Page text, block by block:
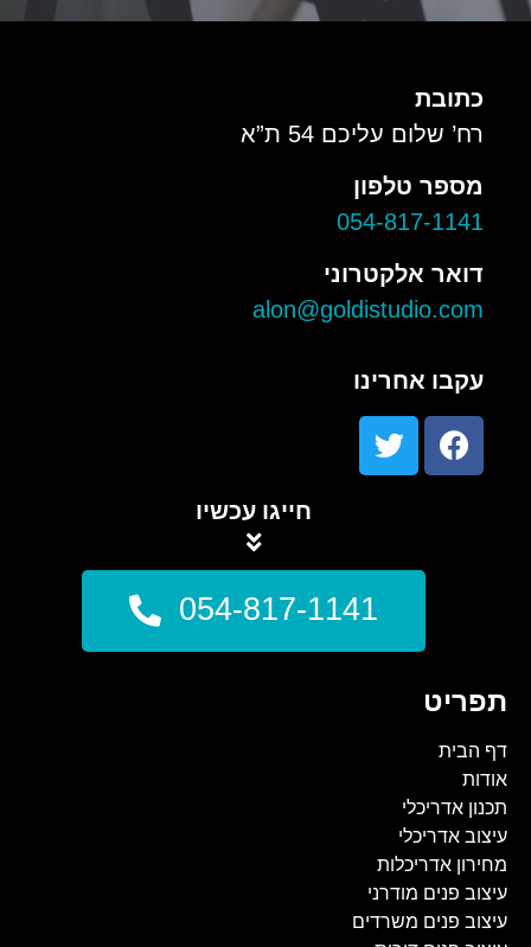
כתובת
רח’ שלום עליכם 54 ת”א
מספר טלפון
054-817-1141
דואר אלקטרוני
alon@goldistudio.com
עקבו אחרינו
חייגו עכשיו
054-817-1141
תפריט
דף הבית
אודות
תכנון אדריכלי
עיצוב אדריכלי
מחירון אדריכלות
עיצוב פנים מודרני
עיצוב פנים משרדים